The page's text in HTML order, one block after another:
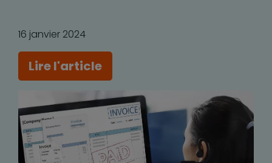
16 janvier 2024
Lire l'article